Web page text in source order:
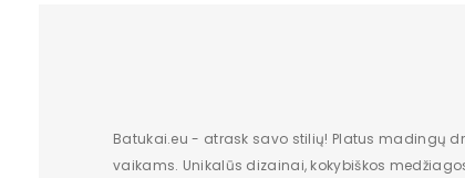
Batukai.eu - atrask savo stilių! Platus madingų
vaikams. Unikalūs dizainai, kokybiškos